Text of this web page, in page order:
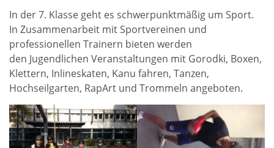
In der 7. Klasse geht es schwerpunktmäßig um Sport.
In Zusammenarbeit mit Sportvereinen und
professionellen Trainern bieten werden
den Jugendlichen Veranstaltungen mit Gorodki, Boxen,
Klettern, Inlineskaten, Kanu fahren, Tanzen,
Hochseilgarten, RapArt und Trommeln angeboten.